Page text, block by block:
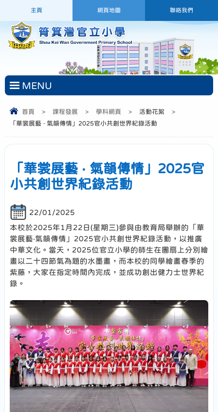
主頁 網頁地圖 聯絡我們
MENU
首頁 > 課程發展 > 學科網頁 > 活動花絮
>
「華裳展藝 ‧ 氣韻傳情」2025官小共創世界紀錄活動
「華裳展藝 ‧ 氣韻傳情」2025官
小共創世界紀錄活動
22/01/2025
本校於2025年1月22日(星期三)參與由教育局舉辦的「華
裳展藝‧氣韻傳情」2025官小共創世界紀錄活動，以推廣
中華文化。當天，2025位官立小學的師生在團扇上分別繪
畫以二十四節氣為題的水墨畫，而本校的同學繪畫春季的
紫藤，大家在指定時間內完成，並成功創出健力士世界紀
錄。